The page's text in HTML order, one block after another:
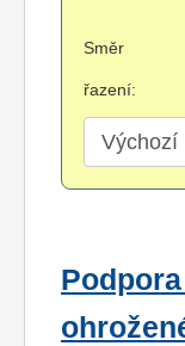
Směr
řazení: